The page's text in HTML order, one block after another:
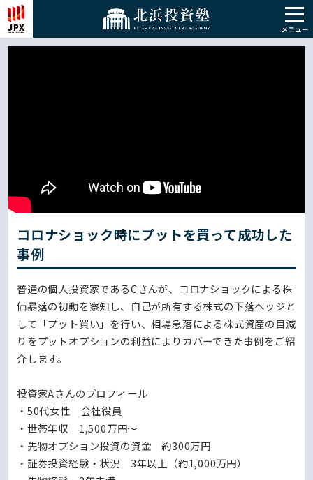
コロナショック時にプットを買って成功した
事例
普通の個人投資家であるCさんが、コロナショックによる株
価暴落の初動を察知し、自己が所有する株式の下落ヘッジと
して「プット買い」を行い、相場急落による株式資産の目減
りをプットオプションの利益によりカバーできた事例をご紹
介します。
投資家Aさんのプロフィール
・50代女性 会社役員
・世帯年収 1,500万円～
・先物オプション投資の資金 約300万円
・証券投資経験・状況 3年以上（約1,000万円）